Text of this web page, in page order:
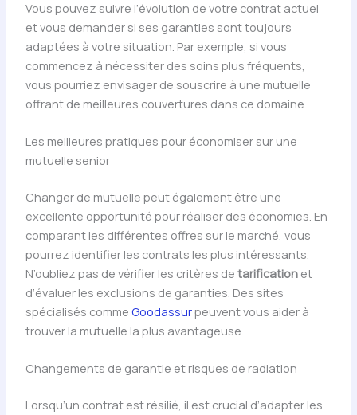
Vous pouvez suivre l’évolution de votre contrat actuel
et vous demander si ses garanties sont toujours
adaptées à votre situation. Par exemple, si vous
commencez à nécessiter des soins plus fréquents,
vous pourriez envisager de souscrire à une mutuelle
offrant de meilleures couvertures dans ce domaine.
Les meilleures pratiques pour économiser sur une
mutuelle senior
Changer de mutuelle peut également être une
excellente opportunité pour réaliser des économies. En
comparant les différentes offres sur le marché, vous
pourrez identifier les contrats les plus intéressants.
N’oubliez pas de vérifier les critères de tarificationet
d’évaluer les exclusions de garanties. Des sites
spécialisés comme Goodassurpeuvent vous aider à
trouver la mutuelle la plus avantageuse.
Changements de garantie et risques de radiation
Lorsqu’un contrat est résilié, il est crucial d’adapter les